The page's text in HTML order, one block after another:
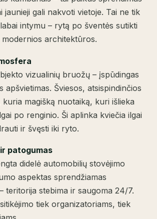
jaunieji gali nakvoti vietoje. Tai ne tik
intymu – rytą po šventės sutikti
architektūros.
vizualinių bruožų – įspūdingas
apšvietimas. Šviesos, atsispindinčios
magišką nuotaiką, kuri išlieka
po renginio. Ši aplinka kviečia ilgai
ir švęsti iki ryto.
patogumas
didelė automobilių stovėjimo
aspektas sprendžiamas
teritorija stebima ir saugoma 24/7.
tiek organizatoriams, tiek